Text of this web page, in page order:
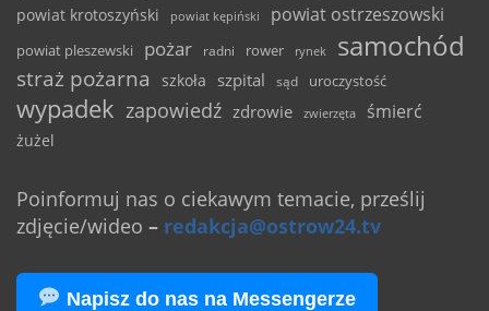
powiat krotoszyński powiat kępiński powiat ostrzeszowski
powiat pleszewski pożar radni rower rynek samochód
straż pożarna szkoła szpital sąd uroczystość
wypadek zapowiedź zdrowie zwierzęta śmierć
żużel
Poinformuj nas o ciekawym temacie, prześlij
zdjęcie/wideo – redakcja@ostrow24.tv
Napisz do nas na Messengerze